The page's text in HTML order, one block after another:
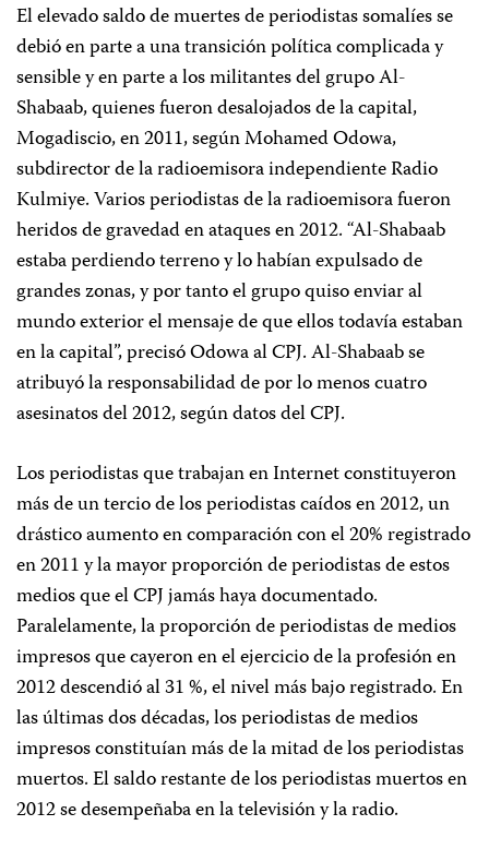
El elevado saldo de muertes de periodistas somalíes se
debió en parte a una transición política complicada y
sensible y en parte a los militantes del grupo Al-
Shabaab, quienes fueron desalojados de la capital,
Mogadiscio, en 2011, según Mohamed Odowa,
subdirector de la radioemisora independiente Radio
Kulmiye. Varios periodistas de la radioemisora fueron
heridos de gravedad en ataques en 2012. “Al-Shabaab
estaba perdiendo terreno y lo habían expulsado de
grandes zonas, y por tanto el grupo quiso enviar al
mundo exterior el mensaje de que ellos todavía estaban
en la capital”, precisó Odowa al CPJ. Al-Shabaab se
atribuyó la responsabilidad de por lo menos cuatro
asesinatos del 2012, según datos del CPJ.
Los periodistas que trabajan en Internet constituyeron
más de un tercio de los periodistas caídos en 2012, un
drástico aumento en comparación con el 20% registrado
en 2011 y la mayor proporción de periodistas de estos
medios que el CPJ jamás haya documentado.
Paralelamente, la proporción de periodistas de medios
impresos que cayeron en el ejercicio de la profesión en
2012 descendió al 31 %, el nivel más bajo registrado. En
las últimas dos décadas, los periodistas de medios
impresos constituían más de la mitad de los periodistas
muertos. El saldo restante de los periodistas muertos en
2012 se desempeñaba en la televisión y la radio.